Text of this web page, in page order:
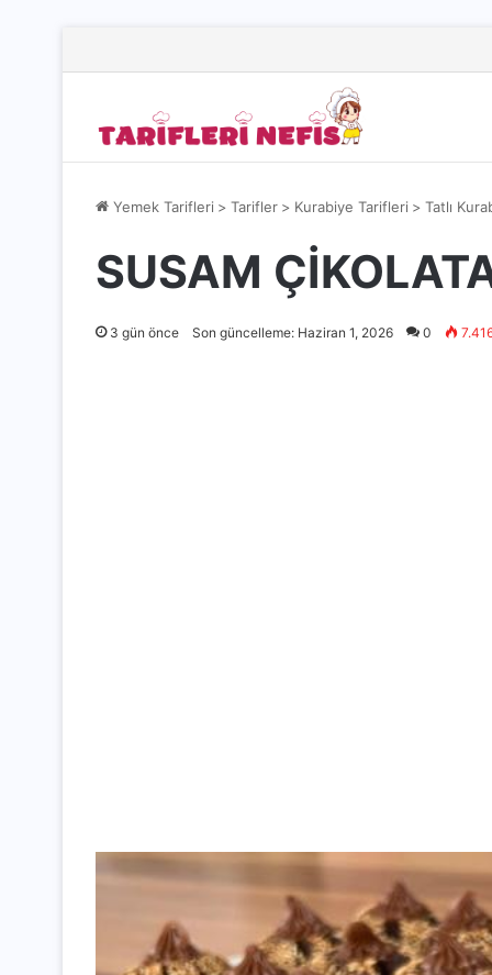
Yemek Tarifleri > Tarifler > Kurabiye Tarifleri > Tatlı
SUSAM
3 gün önce Son güncelleme: Haziran 1, 2026 0